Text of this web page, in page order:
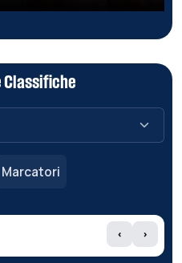
Classifiche
Marcatori
‹ ›